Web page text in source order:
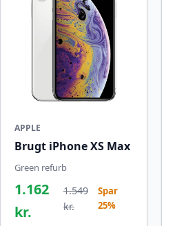
APPLE
Brugt iPhone XS Max
Green refurb
1.162
kr.
1.549
kr.
Spar
25%